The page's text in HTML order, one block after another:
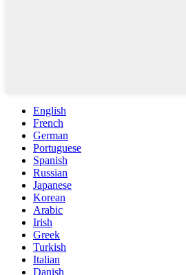
English
French
German
Portuguese
Spanish
Russian
Japanese
Korean
Arabic
Irish
Greek
Turkish
Italian
Danish